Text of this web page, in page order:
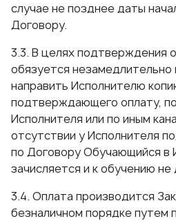
случае не позднее даты
Договору.
3.3. В целях подтверждения
обязуется незамедлительно
направить Исполнителю
подтверждающего оплату,
Исполнителя или по иным
отсутствии у Исполнителя
по Договору Обучающийся в
зачисляется и к обучению не
3.4. Оплата производится
безналичном порядке